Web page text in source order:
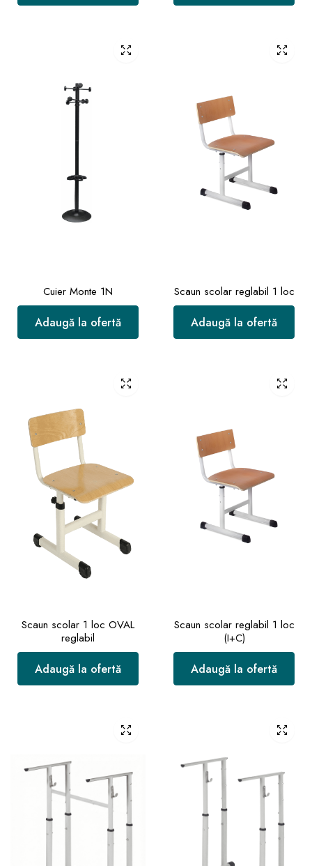
Cuier Monte 1N
Adaugă la ofertă
Scaun scolar reglabil 1 loc
Adaugă la ofertă
Scaun scolar 1 loc OVAL
reglabil
Adaugă la ofertă
Scaun scolar reglabil 1 loc
(I+C)
Adaugă la ofertă